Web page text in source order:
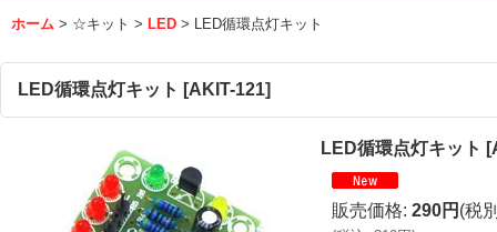
ホーム > ☆キット > LED > LED循環点灯キット
LED循環点灯キット [AKIT-121]
LED循環点灯キット [
販売価格: 290円 (税